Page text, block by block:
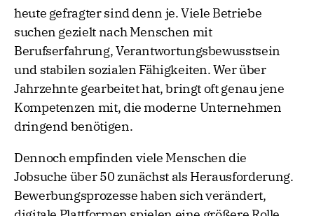
heute gefragter sind denn je. Viele Betriebe
suchen gezielt nach Menschen mit
Berufserfahrung, Verantwortungsbewusstsein
und stabilen sozialen Fähigkeiten. Wer über
Jahrzehnte gearbeitet hat, bringt oft genau jene
Kompetenzen mit, die moderne Unternehmen
dringend benötigen.
Dennoch empfinden viele Menschen die
Jobsuche über 50 zunächst als Herausforderung.
Bewerbungsprozesse haben sich verändert,